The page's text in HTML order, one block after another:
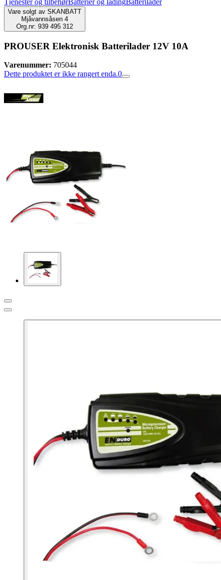
Tjenester og tilbehørBatterier og ladingBatterilader
Vare solgt av SKANBATT
Mjåvannsåsen 4
Org.nr: 939 495 312
PROUSER Elektronisk Batterilader 12V 10A
Varenummer: 705044
Dette produktet er ikke rangert enda.0